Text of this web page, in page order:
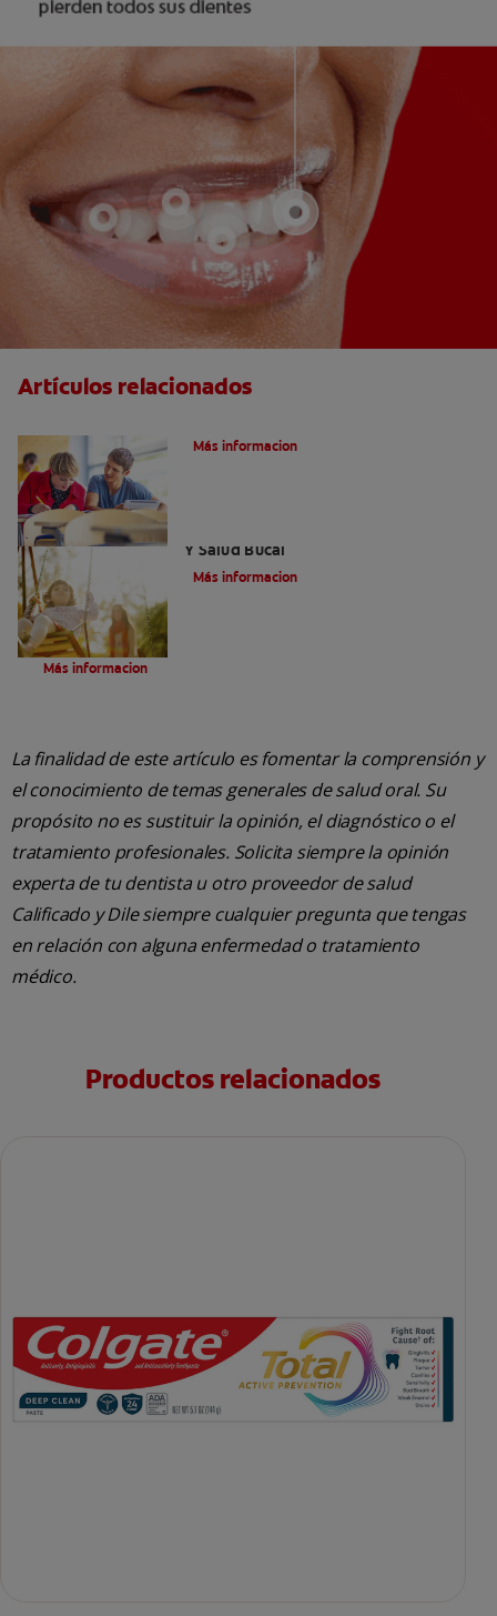
Artículos relacionados
Más informacion
Y Salud Bucal
Más informacion
Diabetes y otros trastornos endocrinos
Más informacion
La finalidad de este artículo es fomentar la comprensión y
el conocimiento de temas generales de salud oral. Su
propósito no es sustituir la opinión, el diagnóstico o el
tratamiento profesionales. Solicita siempre la opinión
experta de tu dentista u otro proveedor de salud
Calificado y Dile siempre cualquier pregunta que tengas
en relación con alguna enfermedad o tratamiento
médico.
Productos relacionados